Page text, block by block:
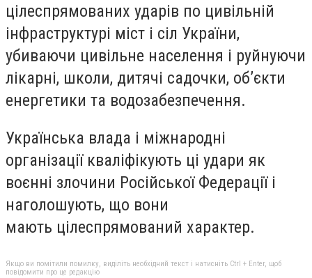
цілеспрямованих ударів по цивільній
інфраструктурі міст і сіл України,
убиваючи цивільне населення і руйнуючи
лікарні, школи, дитячі садочки, об’єкти
енергетики та водозабезпечення.
Українська влада і міжнародні
організації кваліфікують ці удари як
воєнні злочини Російської Федерації і
наголошують, що вони
мають цілеспрямований характер.
Якщо ви помітили помилку, виділіть необхідний текст і натисніть Ctrl + Enter, щоб
повідомити про це редакцію